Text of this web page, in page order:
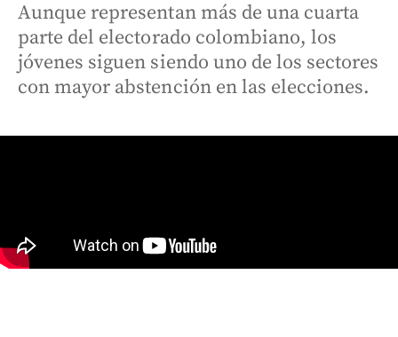
Aunque representan más de una cuarta
parte del electorado colombiano, los
jóvenes siguen siendo uno de los sectores
con mayor abstención en las elecciones.